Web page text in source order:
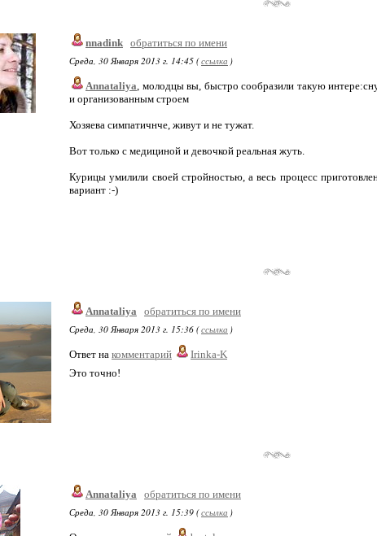
nnadink обратиться по имени
Среда, 30 Января 2013 г. 14:45 (ссылка )
Annataliya, молодцы вы, быстро сообразили такую
и организованным строем
Хозяева симпатичнче, живут и не тужат.
Вот только с медициной и девочкой реальная жуть.
Курицы умилили своей стройностью, а весь процесс
вариант :-)
Annataliya
обратиться по имени
Среда, 30 Января 2013 г. 15:36 (ссылка )
Ответ на комментарий
Irinka-K
Это точно!
Annataliya
обратиться по имени
Среда, 30 Января 2013 г. 15:39 (ссылка )